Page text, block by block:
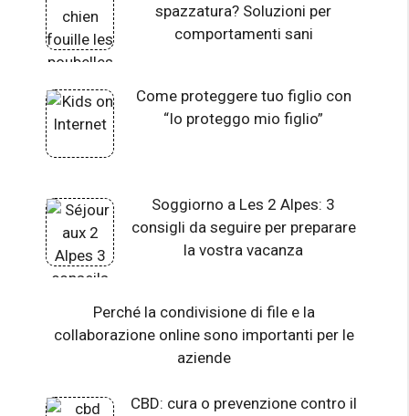
spazzatura? Soluzioni per
comportamenti sani
Come proteggere tuo figlio con
“Io proteggo mio figlio”
Soggiorno a Les 2 Alpes: 3
consigli da seguire per preparare
la vostra vacanza
Perché la condivisione di file e la
collaborazione online sono importanti per le
aziende
CBD: cura o prevenzione contro il